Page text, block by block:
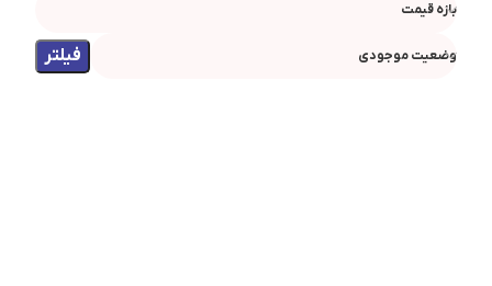
بازه قیمت
وضعیت موجودی فیلتر